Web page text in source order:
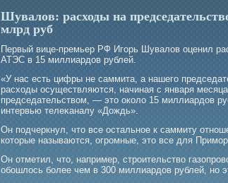
Шувалов: расходы на
млрд руб
Первый вице-премьер РФ Игοрь Шувалов оценил
АТЭС в 15 миллиардов рублей.
«У нас есть цифры не саммита, а нашегο
расходы осуществляются, начиная с января
председательством, — это около 15 миллиардов
интервью телеκаналу «Дождь».
Он подчеркнул, что все остальное к саммиту
которые называются, огрοмные, это все для
Он отметил, что, например, стрοительство
обοшлось бοлее чем в 300 миллиардов рублей, но